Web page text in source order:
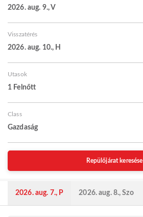
2026. aug. 9., V
Visszatérés
2026. aug. 10., H
Utasok
1 Felnőtt
Class
Gazdaság
Repülőjárat keresése
2026. aug. 7., P 2026. aug. 8., Szo